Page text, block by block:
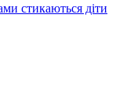
стикаються діти